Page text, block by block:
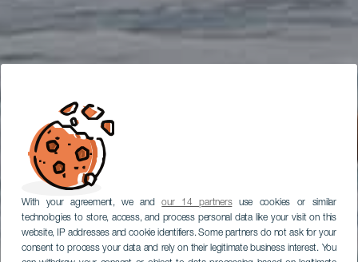
With your agreement, we andour 14 partnersuse cookies or similar
technologies to store, access, and process personal data like your visit on this
website, IP addresses and cookie identifiers. Some partners do not ask for your
consent to process your data and rely on their legitimate business interest. You